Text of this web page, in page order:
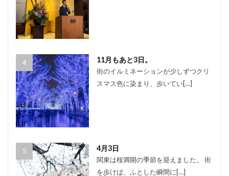
11月もあと3日。
街のイルミネーションが少しずつクリ
スマス色に染まり、歩いてい[…]
4月3日
関東は桜満開の季節を迎えました。 街
を歩けば、ふとした瞬間に[…]